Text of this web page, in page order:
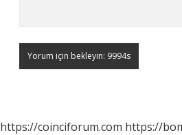
https://coinciforum.com https://